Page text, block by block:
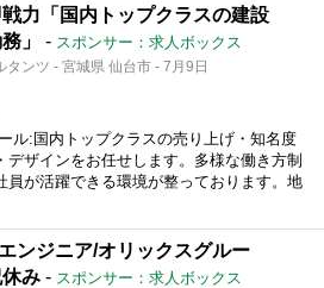
力「国内トップクラスの建設
」
- スポンサー：求人ボックス
ンツ - 宮城県 仙台市 - 7月9日
ル:国内トップクラスの売り上げ・知名度
デザインをお任せします。多様な働き方制
員が活躍できる環境が整っております。地
ンジニア/オリックスグルー
み - スポンサー：求人ボックス